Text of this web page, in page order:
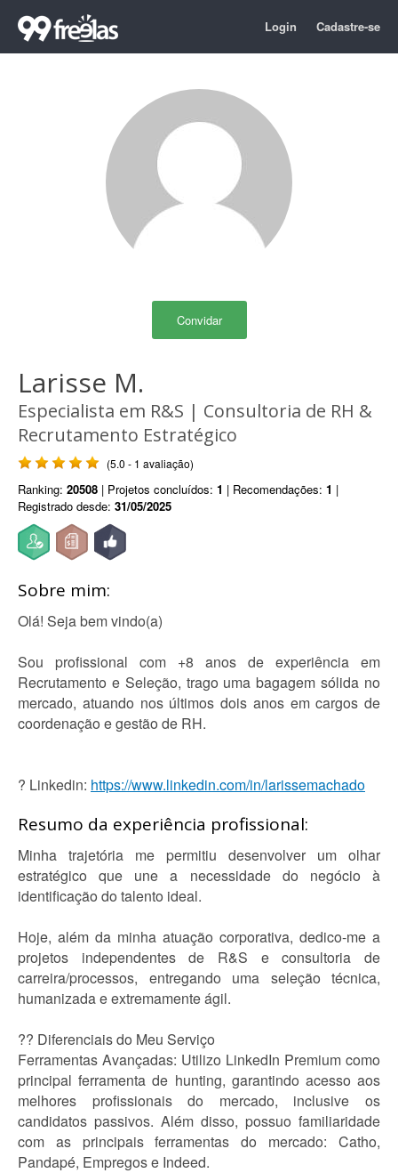
Login Cadastre-se
Convidar
Larisse M.
Especialista em R&S | Consultoria de RH &
Recrutamento Estratégico
(5.0 - 1 avaliação)
Ranking: 20508 | Projetos concluídos: 1 | Recomendações: 1 |
Registrado desde: 31/05/2025
Sobre mim:
Olá! Seja bem vindo(a)
Sou profissional com +8 anos de experiência em
Recrutamento e Seleção, trago uma bagagem sólida no
mercado, atuando nos últimos dois anos em cargos de
coordenação e gestão de RH.
? Linkedin: https://www.linkedin.com/in/larissemachado
Resumo da experiência profissional:
Minha trajetória me permitiu desenvolver um olhar
estratégico que une a necessidade do negócio à
identificação do talento ideal.
Hoje, além da minha atuação corporativa, dedico-me a
projetos independentes de R&S e consultoria de
carreira/processos, entregando uma seleção técnica,
humanizada e extremamente ágil.
?? Diferenciais do Meu Serviço
Ferramentas Avançadas: Utilizo LinkedIn Premium como
principal ferramenta de hunting, garantindo acesso aos
melhores profissionais do mercado, inclusive os
candidatos passivos. Além disso, possuo familiaridade
com as principais ferramentas do mercado: Catho,
Pandapé, Empregos e Indeed.